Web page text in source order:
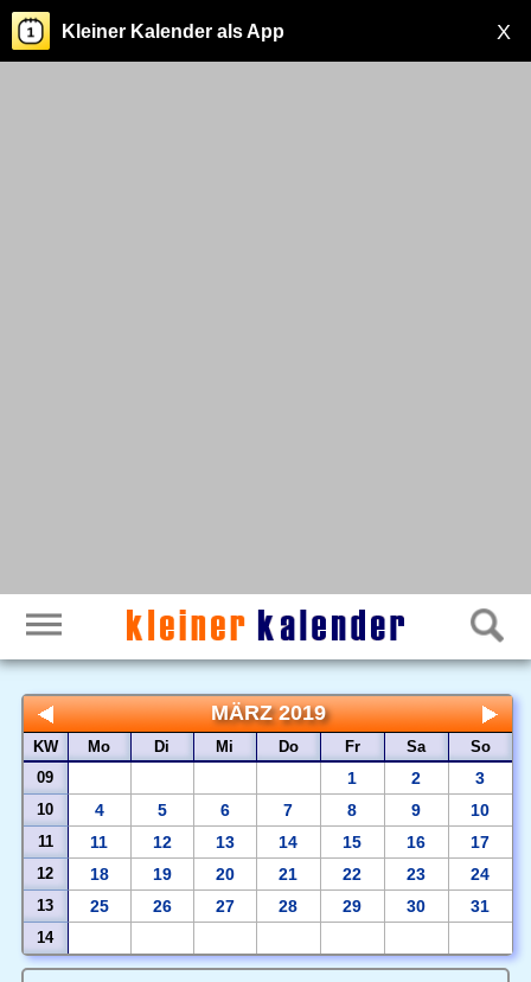
X
Kleiner Kalender als App
MÄRZ 2019
KW Mo Di Mi Do Fr Sa
So
09
1 2 3
10 4 5 6 7 8 9 10
11 11 12 13 14 15 16 17
12 18 19 20 21 22 23 24
13 25 26 27 28 29 30 31
14